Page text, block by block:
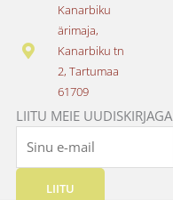
Kanarbiku
ärimaja,
Kanarbiku tn
2, Tartumaa
61709
LIITU MEIE UUDISKIRJAGA
LIITU